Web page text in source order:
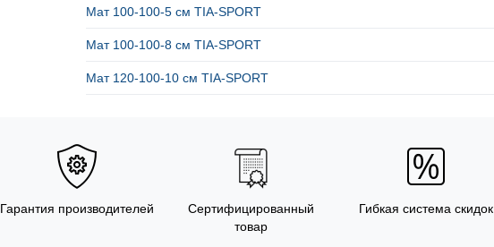
Мат 100-100-5 см TIA-SPORT
Мат 100-100-8 см TIA-SPORT
Мат 120-100-10 см TIA-SPORT
Гарантия производителей
Сертифицированный
товар
Гибкая система скидок